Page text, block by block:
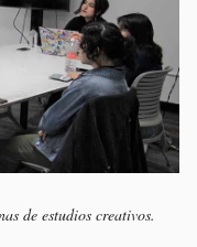
de estudios creativos.